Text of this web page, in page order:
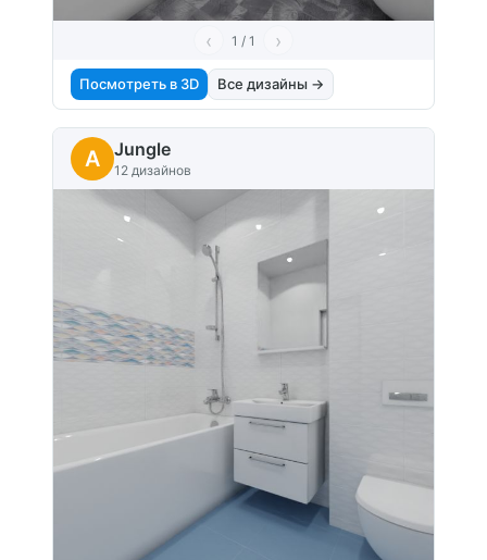
‹ 1 / 1 ›
Посмотреть в 3D Все дизайны →
A Jungle
12 дизайнов